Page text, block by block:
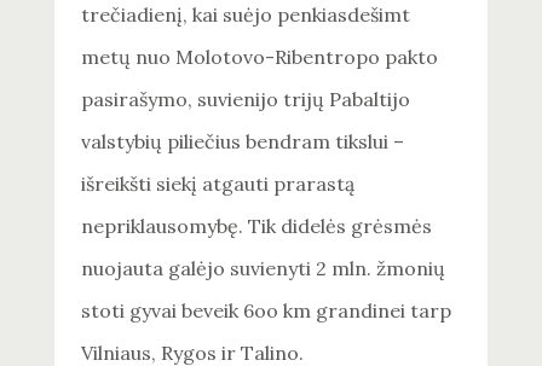
trečiadienį, kai suėjo penkiasdešimt
metų nuo Molotovo-Ribentropo pakto
pasirašymo, suvienijo trijų Pabaltijo
valstybių piliečius bendram tikslui –
išreikšti siekį atgauti prarastą
nepriklausomybę. Tik didelės grėsmės
nuojauta galėjo suvienyti 2 mln. žmonių
stoti gyvai beveik 6oo km grandinei tarp
Vilniaus, Rygos ir Talino.